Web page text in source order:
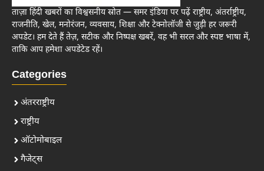
ताज़ा हिंदी खबरों का विश्वसनीय स्रोत — समर इंडिया पर पढ़ें राष्ट्रीय, अंतर्राष्ट्रीय,
राजनीति, खेल, मनोरंजन, व्यवसाय, शिक्षा और टेक्नोलॉजी से जुड़ी हर जरूरी
अपडेट। हम देते हैं तेज़, सटीक और निष्पक्ष खबरें, वह भी सरल और स्पष्ट भाषा में,
ताकि आप हमेशा अपडेटेड रहें।
Categories
अंतरराष्ट्रीय
राष्ट्रीय
ऑटोमोबाइल
गैजेट्स